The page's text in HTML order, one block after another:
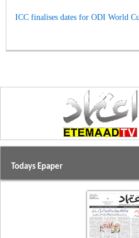
ICC finalises dates for ODI World
Todays Epaper